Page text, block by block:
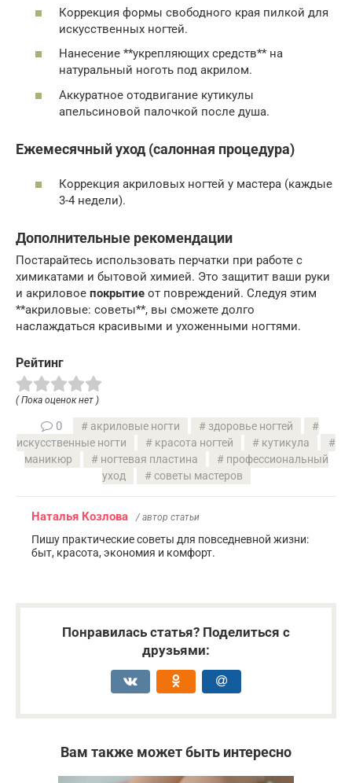
Коррекция формы свободного края пилкой для
искусственных ногтей.
Нанесение **укрепляющих средств** на
натуральный ноготь под акрилом.
Аккуратное отодвигание кутикулы
апельсиновой палочкой после душа.
Ежемесячный уход (салонная процедура)
Коррекция акриловых ногтей у мастера (каждые
3-4 недели).
Дополнительные рекомендации
Постарайтесь использовать перчатки при работе с
химикатами и бытовой химией. Это защитит ваши руки
и акриловое покрытие от повреждений. Следуя этим
**акриловые: советы**, вы сможете долго
наслаждаться красивыми и ухоженными ногтями.
Рейтинг
( Пока оценок нет )
0 акриловые ногти
здоровье ногтей
искусственные ногти
красота ногтей
кутикула
маникюр
ногтевая пластина
профессиональный
уход
советы мастеров
Наталья Козлова / автор статьи
Пишу практические советы для повседневной жизни:
быт, красота, экономия и комфорт.
Понравилась статья? Поделиться с
друзьями:
Вам также может быть интересно